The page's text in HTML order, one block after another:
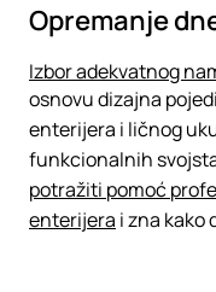
Opremanje
Izbor adekvatnog
osnovu dizajna
enterijera i ličnog
funkcionalnih
potražiti pomoć
enterijera i zna